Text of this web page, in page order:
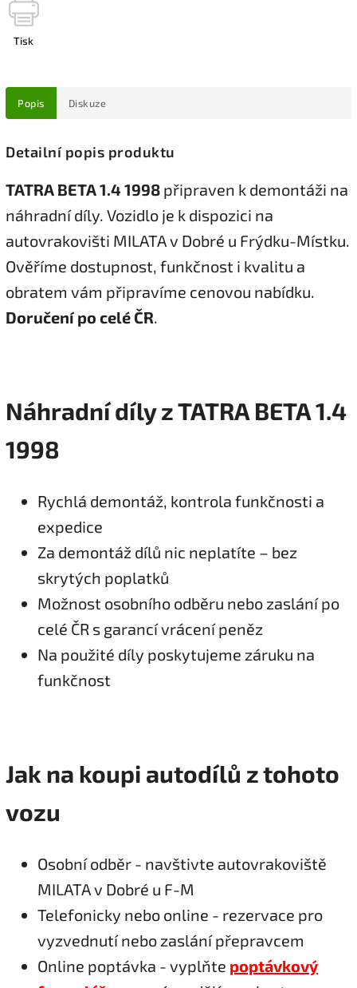
Tisk
Popis Diskuze
Detailní popis produktu
TATRA BETA 1.4 1998 připraven k demontáži na
náhradní díly. Vozidlo je k dispozici na
autovrakovišti MILATA v Dobré u Frýdku-Místku.
Ověříme dostupnost, funkčnost i kvalitu a
obratem vám připravíme cenovou nabídku.
Doručení po celé ČR.
Náhradní díly z TATRA BETA 1.4
1998
Rychlá demontáž, kontrola funkčnosti a
expedice
Za demontáž dílů nic neplatíte – bez
skrytých poplatků
Možnost osobního odběru nebo zaslání po
celé ČR s garancí vrácení peněz
Na použité díly poskytujeme záruku na
funkčnost
Jak na koupi autodílů z tohoto
vozu
Osobní odběr - navštivte autovrakoviště
MILATA v Dobré u F-M
Telefonicky nebo online - rezervace pro
vyzvednutí nebo zaslání přepravcem
Online poptávka - vyplňte poptávkový